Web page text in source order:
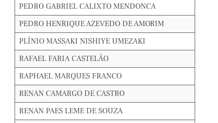
PEDRO GABRIEL CALIXTO MENDONCA
PEDRO HENRIQUE AZEVEDO DE AMORIM
PLÍNIO MASSAKI NISHIYE UMEZAKI
RAFAEL FARIA CASTELÃO
RAPHAEL MARQUES FRANCO
RENAN CAMARGO DE CASTRO
RENAN PAES LEME DE SOUZA